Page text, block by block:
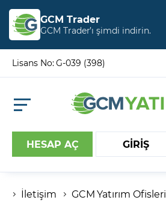
GCM Trader
GCM Trader’ı şimdi indirin.
Lisans No: G-039 (398)
HESAP AÇ GİRİŞ
Hesap numaranız
İletişim GCM Yatırım Ofisleri